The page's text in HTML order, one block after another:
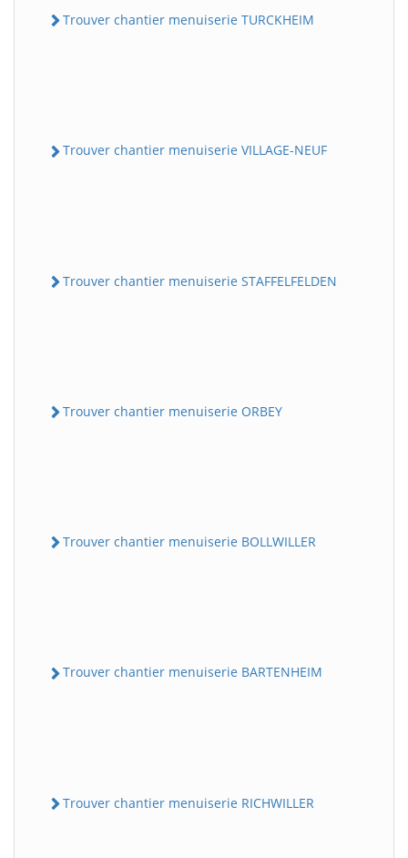
Trouver chantier menuiserie TURCKHEIM
Trouver chantier menuiserie VILLAGE-NEUF
Trouver chantier menuiserie STAFFELFELDEN
Trouver chantier menuiserie ORBEY
Trouver chantier menuiserie BOLLWILLER
Trouver chantier menuiserie BARTENHEIM
Trouver chantier menuiserie RICHWILLER